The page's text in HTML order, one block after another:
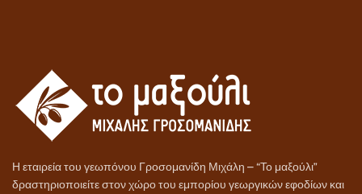
Η εταιρεία του γεωπόνου Γροσομανίδη Μιχάλη – “Το μαξούλι”
δραστηριοποιείτε στον χώρο του εμπορίου γεωργικών εφοδίων και